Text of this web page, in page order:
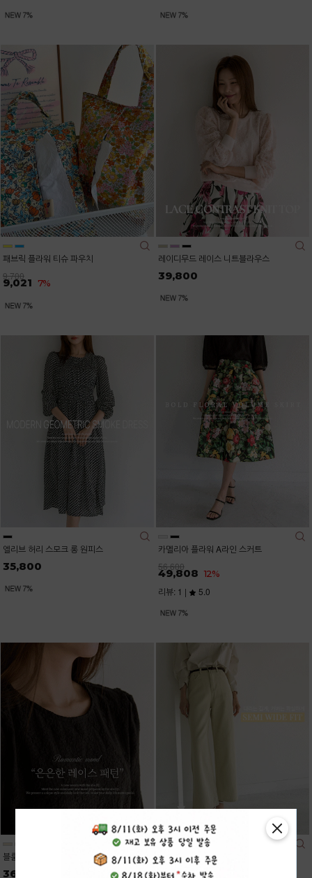
패브릭 플라워 티슈 파우치
9,700
9,021 7%
레이디무드 레이스 니트블라우스
39,800
엘리브 허리 스모크 롱 원피스
35,800
카멜리아 플라워 A라인 스커트
56,600
49,808 12%
리뷰: 1 | 5.0
블룸레이스 7부 퍼프 블라우스
36,200
데이즈 7컬러 롱,숏 일자 와이드진
34,900